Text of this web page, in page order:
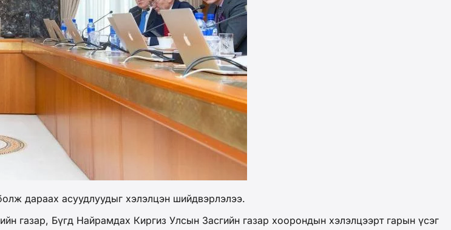
дараах асуудлуудыг хэлэлцэн шийдвэрлэлээ.
газар, Бүгд Найрамдах Киргиз Улсын Засгийн газар хоорондын хэлэлцээрт гарын үсэг